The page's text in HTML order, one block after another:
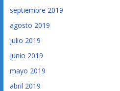
septiembre 2019
agosto 2019
julio 2019
junio 2019
mayo 2019
abril 2019